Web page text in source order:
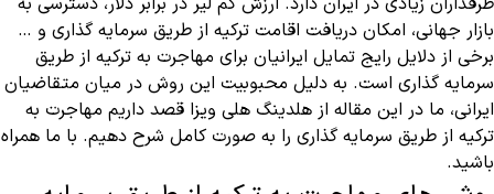
بازار جهانی، امکان دریافت اقامت ترکیه از طریق سرمایه گذاری و …
برخی از دلایل رایج تمایل ایرانیان برای مهاجرت به ترکیه از طریق
سرمایه گذاری است. به دلیل محبوبیت این روش در میان متقاضیان
ایرانی، ما در این مقاله از هلدینگ هلی ویزا قصد داریم مهاجرت به
ترکیه از طریق سرمایه گذاری را به صورت کامل شرح دهیم. با ما همراه
باشید.